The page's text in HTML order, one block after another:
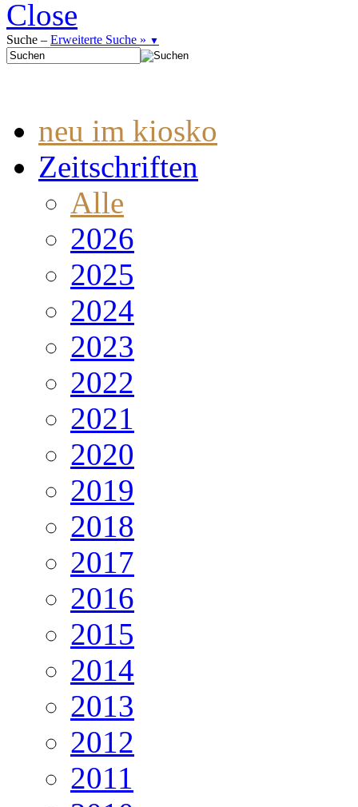
Close
Suche – Erweiterte Suche » ▼
neu im kiosko
Zeitschriften
Alle
2026
2025
2024
2023
2022
2021
2020
2019
2018
2017
2016
2015
2014
2013
2012
2011